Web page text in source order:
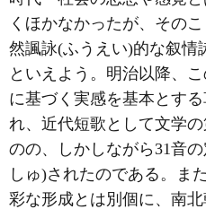
くほかなかったが、その
然諷詠(ふうえい)的な叙情
といえよう。明治以降、
に基づく実感を基本とす
れ、近代短歌として文学
のの、しかしながら31音
しゅ)されたのである。ま
彩な形成とは別個に、南